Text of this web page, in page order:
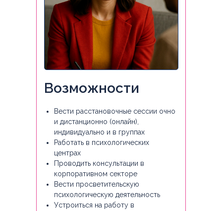
Возможности
Вести расстановочные сессии очно
и дистанционно (онлайн),
индивидуально и в группах
Работать в психологических
центрах
Проводить консультации в
корпоративном секторе
Вести просветительскую
психологическую деятельность
Устроиться на работу в